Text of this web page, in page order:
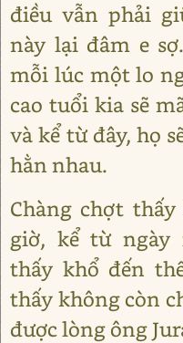
điều vẫn phải
này lại đâm e
mỗi lúc một lo
cao tuổi kia sẽ
và kể từ đây, họ
hằn nhau.
Chàng chợt
giờ, kể từ ngày
thấy khổ đến
thấy không còn
được lòng ông